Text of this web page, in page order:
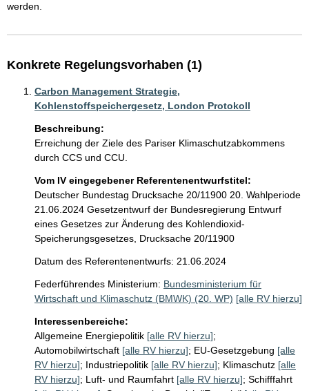
werden.
Konkrete Regelungsvorhaben (1)
Carbon Management Strategie,
Kohlenstoffspeichergesetz, London Protokoll
Beschreibung:
Erreichung der Ziele des Pariser Klimaschutzabkommens
durch CCS und CCU.
Vom IV eingegebener Referentenentwurfstitel:
Deutscher Bundestag Drucksache 20/11900 20. Wahlperiode
21.06.2024 Gesetzentwurf der Bundesregierung Entwurf
eines Gesetzes zur Änderung des Kohlendioxid-
Speicherungsgesetzes, Drucksache 20/11900
Datum des Referentenentwurfs: 21.06.2024
Federführendes Ministerium: Bundesministerium für
Wirtschaft und Klimaschutz (BMWK) (20. WP) [alle RV hierzu]
Interessenbereiche:
Allgemeine Energiepolitik [alle RV hierzu];
Automobilwirtschaft [alle RV hierzu]; EU-Gesetzgebung [alle
RV hierzu]; Industriepolitik [alle RV hierzu]; Klimaschutz [alle
RV hierzu]; Luft- und Raumfahrt [alle RV hierzu]; Schifffahrt